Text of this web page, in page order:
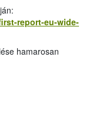
report-eu-wide-
hamarosan